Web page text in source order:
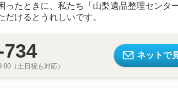
ったときに、私たち「山梨遺品整理センタ
だけるとうれしいです。
734
（土日祝も対応）
ネットで